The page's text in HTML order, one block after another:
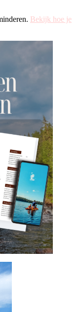
Bekijk hoe je